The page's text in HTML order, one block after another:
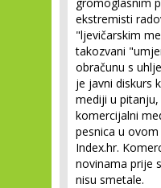
ekstremisti
"ljevičarskim
takozvani
obračunu s
je javni diskurs
mediji u
komercijalni
pesnica u
Index.hr.
novinama prije
nisu smetale.